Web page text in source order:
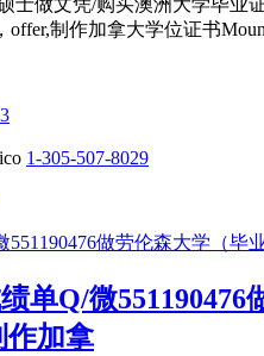
士做文凭/购买澳洲大学毕业
offer,制作加拿大学位证书
1-305-507-8029
单Q/微
作加拿